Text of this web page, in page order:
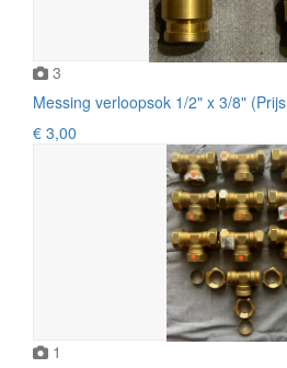
3
Messing verloopsok 1/2" x 3/8"
€ 3,00
1